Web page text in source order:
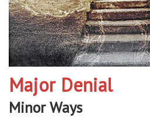
Major Denial
Minor Ways